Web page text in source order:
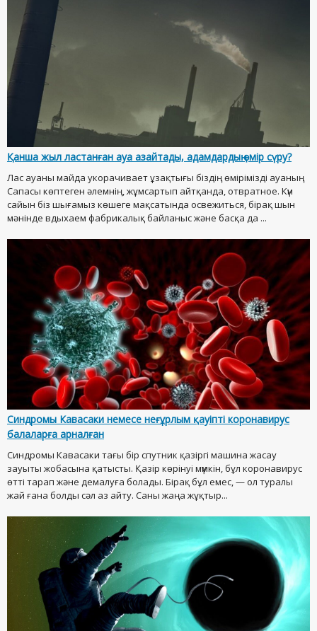
Қанша жыл ластанған ауа азайтады, адамдардың өмір сүру?
Лас ауаны майда укорачивает ұзақтығы біздің өмірімізді ауаның
Сапасы көптеген әлемнің, жұмсартып айтқанда, отвратное. Күн
сайын біз шығамыз көшеге мақсатында освежиться, бірақ шын
мәнінде вдыхаем фабрикалық байланыс және басқа да ...
Синдромы Кавасаки немесе неғұрлым қауіпті коронавирус
балаларға арналған
Синдромы Кавасаки тағы бір спутник қазіргі машина жасау
зауыты жобасына қатысты. Қазір көрінуі мүмкін, бұл коронавирус
өтті тарап және демалуға болады. Бірақ бұл емес, — ол туралы
жай ғана болды сәл аз айту. Саны жаңа жұқтыр...